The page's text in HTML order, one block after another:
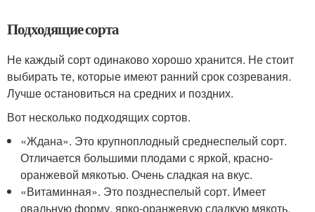
Подходящие сорта
Не каждый сорт одинаково хорошо хранится. Не стоит
выбирать те, которые имеют ранний срок созревания.
Лучше остановиться на средних и поздних.
Вот несколько подходящих сортов.
«Ждана». Это крупноплодный среднеспелый сорт.
Отличается большими плодами с яркой, красно-
оранжевой мякотью. Очень сладкая на вкус.
«Витаминная». Это позднеспелый сорт. Имеет
овальную форму, ярко-оранжевую сладкую мякоть.